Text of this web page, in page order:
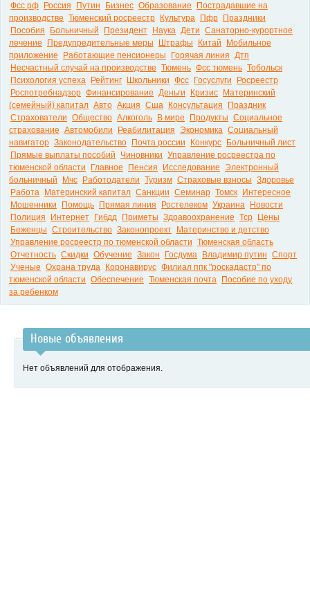
Фсс рф
Россия Путин Бизнес Образование
Пострадавшие на
производстве Тюменский росреестр Культура Пфр
Праздники
Пособия
Больничный Президент Наука Дети Санаторно-курортное
лечение
Предупредительные меры Штрафы Китай
Мобильное
приложение
Работающие пенсионеры Горячая линия Дтп
Несчастный случай на производстве Тюмень Фсс тюмень Тобольск
Психология успеха
Рейтинг Школьники Фсс Госуслуги
Росреестр
Роспотребнадзор Финансирование Деньги Кризис
Материнский
(семейный) капитал Авто Акция Сша Консультация
Праздник
Страхователи Общество Алкоголь В мире Продукты Социальное
страхование Автомобили Реабилитация Экономика Социальный
навигатор Законодательство Почта россии Конкурс
Больничный лист
Прямые выплаты пособий
Чиновники Управление росреестра по
тюменской области
Главное Пенсия Исследование Электронный
больничный
Мчс Работодатели Туризм Страховые взносы Здоровье
Работа
Материнский капитал Санкции Семинар Томск
Интересное
Мошенники
Помощь Прямая линия Ростелеком Украина
Новости
Полиция
Интернет Гибдд Приметы Здравоохранение Тср
Цены
Беженцы Строительство Законопроект
Материнство и детство
Управление росреестр по тюменской области Тюменская область
Отчетность Скидки Обучение Закон Госдума Владимир путин Спорт
Ученые Охрана труда Коронавирус Филиал ппк "роскадастр" по
тюменской области Обеспечение Тюменская почта
Пособие по уходу
за ребенком
Новые объявления
Нет объявлений для отображения.